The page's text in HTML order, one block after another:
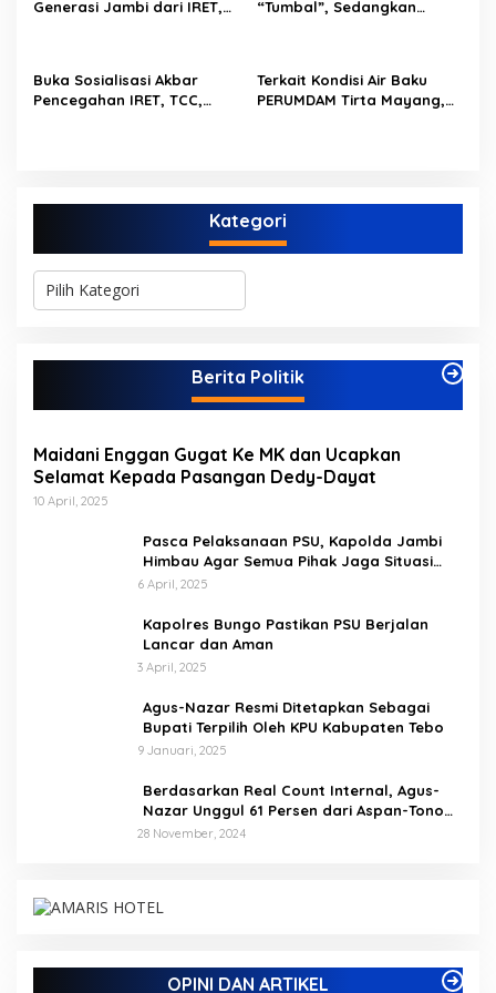
Generasi Jambi dari IRET,
“Tumbal”, Sedangkan
Buka Sosialisasi Akbar
Pencegahan IRET, TCC,
Terkait Kondisi Air Baku
PERUMDAM Tirta Mayang,
Kategori
K
g
Berita Politik
Maidani Enggan Gugat Ke MK dan Ucapkan
Selamat Kepada Pasangan Dedy-Dayat
10 April, 2025
Pasca Pelaksanaan PSU, Kapolda Jambi
Himbau Agar Semua Pihak Jaga Situasi
Kamtibmas
6 April, 2025
Kapolres Bungo Pastikan PSU Berjalan
Lancar dan Aman
3 April, 2025
Agus-Nazar Resmi Ditetapkan Sebagai
Bupati Terpilih Oleh KPU Kabupaten Tebo
9 Januari, 2025
Berdasarkan Real Count Internal, Agus-
Nazar Unggul 61 Persen dari Aspan-Tono
Hanya 39 Persen
28 November, 2024
OPINI DAN ARTIKEL
Berbasis Digital di Desa Suka Jaya
Di ADVETORIAL, BISNIS, BUNGO, DAERAH, INFORMASI, OPINI DAN
ARTIKEL, PEMERINTAHAN, PENDIDIKAN, PERISTIWA